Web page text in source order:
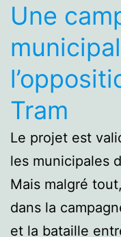
Une
Tram
Le projet est
les municipales
Mais malgré
dans la
et la bataille